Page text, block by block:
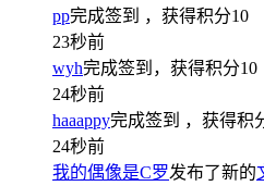
pp完成签到 ，获得积分10
23秒前
wyh完成签到，获得积分10
24秒前
haaappy完成签到 ，获得积
24秒前
我的偶像是C罗发布了新的